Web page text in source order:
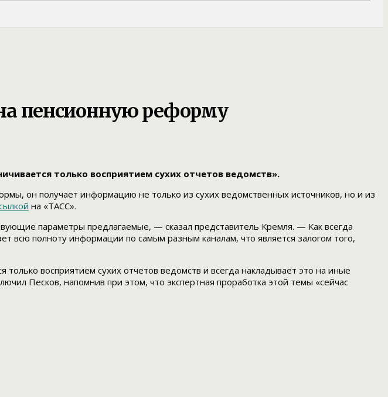
пенсионную реформу
только восприятием сухих отчетов ведомств».
он получает информацию не только из сухих ведомственных источников, но и из
на «ТАСС».
параметры предлагаемые, — сказал представитель Кремля. — Как всегда
полноту информации по самым разным каналам, что является залогом того,
только восприятием сухих отчетов ведомств и всегда накладывает это на иные
Песков, напомнив при этом, что экспертная проработка этой темы «сейчас